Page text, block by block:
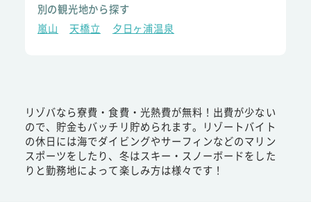
別の観光地から探す
嵐山
天橋立 夕日ヶ浦温泉
リゾバなら寮費・食費・光熱費が無料！出費が少ない
ので、貯金もバッチリ貯められます。リゾートバイト
の休日には海でダイビングやサーフィンなどのマリン
スポーツをしたり、冬はスキー・スノーボードをした
りと勤務地によって楽しみ方は様々です！